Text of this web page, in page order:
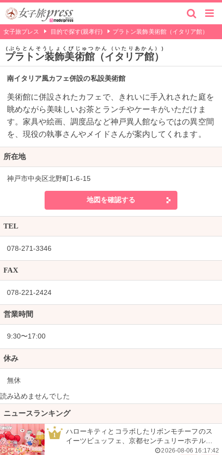
女子旅プレス 目的で探す(親孝行) プラトン装飾美術館（イタリア館）
プラトン装飾美術館（イタリア館）
ぷらとんそうしょくびじゅつかん（いたりあかん）
南イタリア風カフェ併設の私設美術館
美術館に併設されたカフェで、きれいに手入れされた庭を
眺めながら美味しいお茶とランチやケーキがいただけま
す。家具や絵画、調度品など神戸異人館ならではの異空間
を、現役の執事さんやメイドさんが案内してくれます。
所在地
神戸市中央区北野町1-6-15
地図を確認する
TEL
078-271-3346
FAX
078-221-2424
営業時間
9:30〜17:00
休み
無休
読み込めませんでした
ニュースランキング
1
ハローキティとコラボしたリボンモチーフのス
イーツビュッフェ、京都センチュリーホテルで
2026-08-06 16:17:42